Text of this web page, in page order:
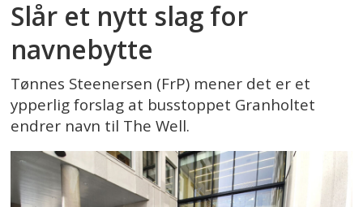
Slår et nytt slag for
navnebytte
Tønnes Steenersen (FrP) mener det er et
ypperlig forslag at busstoppet Granholtet
endrer navn til The Well.